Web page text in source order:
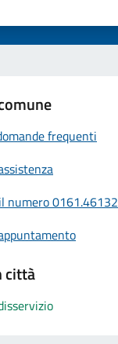
5 stelle su 5
stelle su 5
su 5
5
frequenti
numero 0161.46132
città